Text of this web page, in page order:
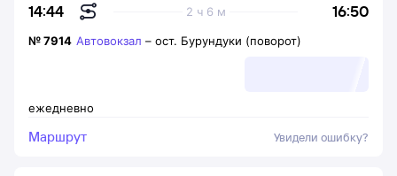
14:44 16:50
2 ч 6 м
ежедневно
№7914 Автовокзал – ост. Бурундуки (поворот)
Маршрут Увидели ошибку?